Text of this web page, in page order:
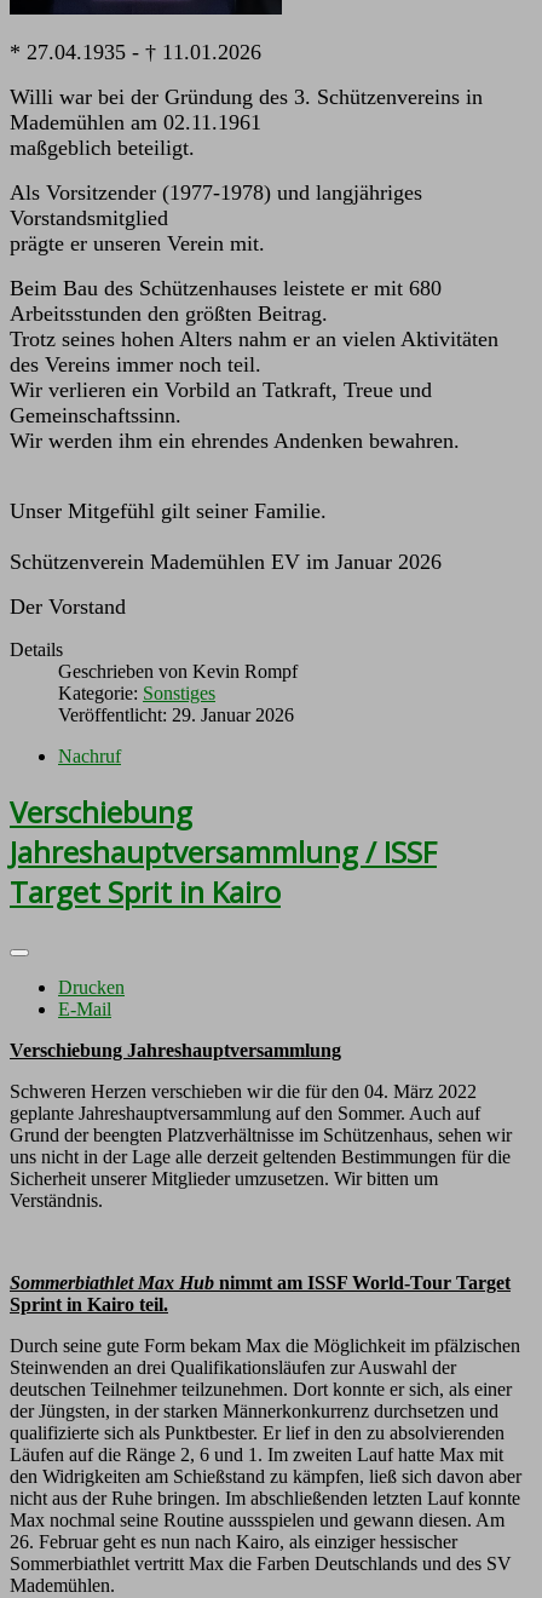
* 27.04.1935 - † 11.01.2026
Willi war bei der Gründung des 3. Schützenvereins in
Mademühlen am 02.11.1961
maßgeblich beteiligt.
Als Vorsitzender (1977-1978) und langjähriges
Vorstandsmitglied
prägte er unseren Verein mit.
Beim Bau des Schützenhauses leistete er mit 680
Arbeitsstunden den größten Beitrag.
Trotz seines hohen Alters nahm er an vielen Aktivitäten
des Vereins immer noch teil.
Wir verlieren ein Vorbild an Tatkraft, Treue und
Gemeinschaftssinn.
Wir werden ihm ein ehrendes Andenken bewahren.
Unser Mitgefühl gilt seiner Familie.
Schützenverein Mademühlen EV im Januar 2026
Der Vorstand
Details
Geschrieben von Kevin Rompf
Kategorie: Sonstiges
Veröffentlicht: 29. Januar 2026
Nachruf
Verschiebung
Jahreshauptversammlung / ISSF
Target Sprit in Kairo
Drucken
E-Mail
Verschiebung Jahreshauptversammlung
Schweren Herzen verschieben wir die für den 04. März 2022
geplante Jahreshauptversammlung auf den Sommer. Auch auf
Grund der beengten Platzverhältnisse im Schützenhaus, sehen wir
uns nicht in der Lage alle derzeit geltenden Bestimmungen für die
Sicherheit unserer Mitglieder umzusetzen. Wir bitten um
Verständnis.
Sommerbiathlet Max Hub nimmt am ISSF World-Tour Target
Sprint in Kairo teil.
Durch seine gute Form bekam Max die Möglichkeit im pfälzischen
Steinwenden an drei Qualifikationsläufen zur Auswahl der
deutschen Teilnehmer teilzunehmen. Dort konnte er sich, als einer
der Jüngsten, in der starken Männerkonkurrenz durchsetzen und
qualifizierte sich als Punktbester. Er lief in den zu absolvierenden
Läufen auf die Ränge 2, 6 und 1. Im zweiten Lauf hatte Max mit
den Widrigkeiten am Schießstand zu kämpfen, ließ sich davon aber
nicht aus der Ruhe bringen. Im abschließenden letzten Lauf konnte
Max nochmal seine Routine aussspielen und gewann diesen. Am
26. Februar geht es nun nach Kairo, als einziger hessischer
Sommerbiathlet vertritt Max die Farben Deutschlands und des SV
Mademühlen.